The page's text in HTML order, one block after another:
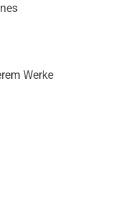
Werke